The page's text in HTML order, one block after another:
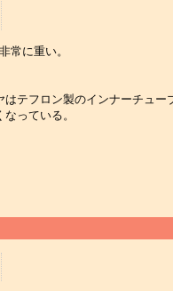
常に重い。
テフロン製のインナーチュー
っている。